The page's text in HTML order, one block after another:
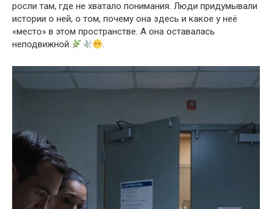
росли там, где не хватало понимания. Люди придумывали
истории о ней, о том, почему она здесь и какое у неё
«место» в этом пространстве. А она оставалась
неподвижной
.